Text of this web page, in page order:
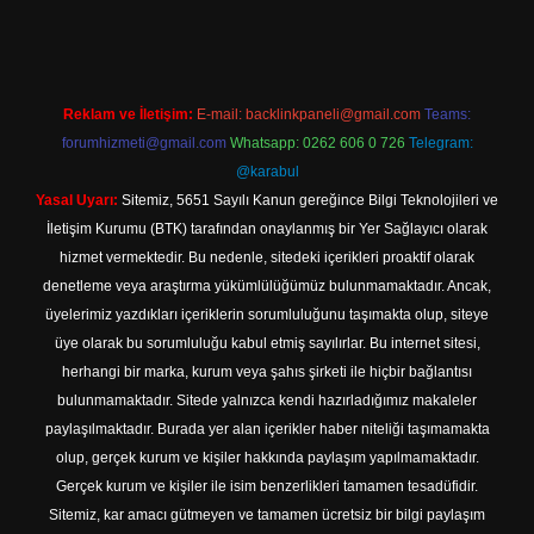
Reklam ve İletişim: E-mail: backlinkpaneli@gmail.com Teams:
forumhizmeti@gmail.com Whatsapp: 0262 606 0 726 Telegram:
@karabul
Yasal Uyarı: Sitemiz, 5651 Sayılı Kanun gereğince Bilgi Teknolojileri ve
İletişim Kurumu (BTK) tarafından onaylanmış bir Yer Sağlayıcı olarak
hizmet vermektedir. Bu nedenle, sitedeki içerikleri proaktif olarak
denetleme veya araştırma yükümlülüğümüz bulunmamaktadır. Ancak,
üyelerimiz yazdıkları içeriklerin sorumluluğunu taşımakta olup, siteye
üye olarak bu sorumluluğu kabul etmiş sayılırlar. Bu internet sitesi,
herhangi bir marka, kurum veya şahıs şirketi ile hiçbir bağlantısı
bulunmamaktadır. Sitede yalnızca kendi hazırladığımız makaleler
paylaşılmaktadır. Burada yer alan içerikler haber niteliği taşımamakta
olup, gerçek kurum ve kişiler hakkında paylaşım yapılmamaktadır.
Gerçek kurum ve kişiler ile isim benzerlikleri tamamen tesadüfidir.
Sitemiz, kar amacı gütmeyen ve tamamen ücretsiz bir bilgi paylaşım